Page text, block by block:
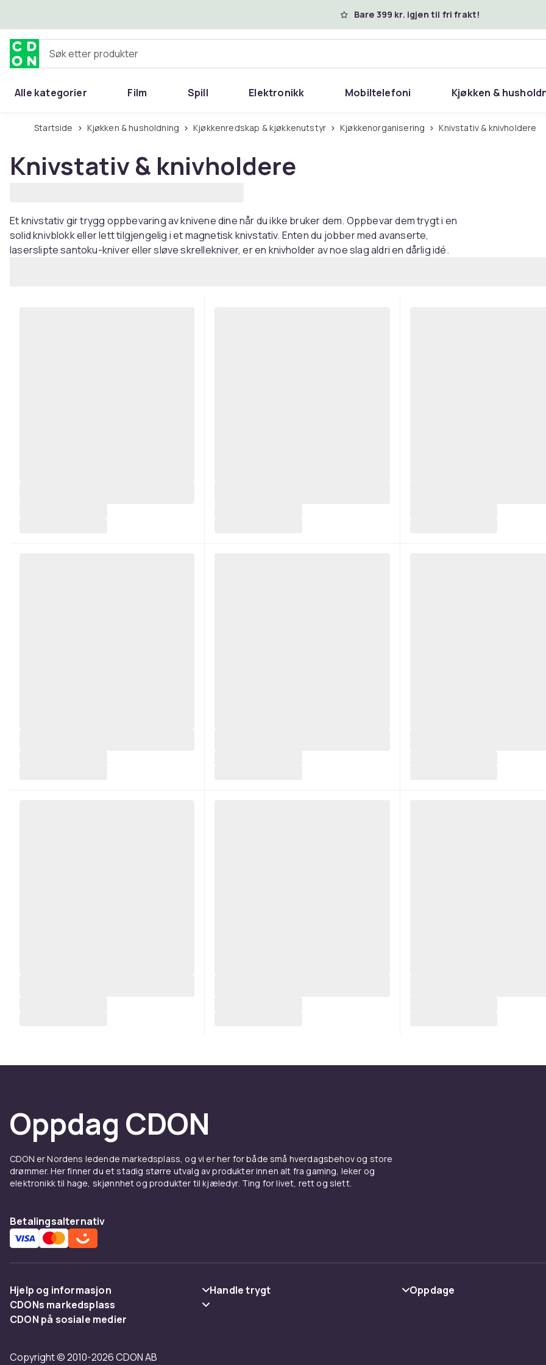
Bare 399 kr. igjen til fri frakt!
Søk etter produkter
Alle kategorier Film Spill Elektronikk Mobiltelefoni Kjøkken &
Startside Kjøkken & husholdning Kjøkkenredskap & kjøkkenutstyr Kjøkkenorganisering Knivstativ & knivholdere
Knivstativ & knivholdere
Et knivstativ gir trygg oppbevaring av knivene dine når du ikke bruker dem. Oppbevar dem trygt i en
solid knivblokk eller lett tilgjengelig i et magnetisk knivstativ. Enten du jobber med avanserte,
laserslipte santoku-kniver eller sløve skrellekniver, er en knivholder av noe slag aldri en dårlig idé.
Oppdag CDON
CDON er Nordens ledende markedsplass, og vi er her for både små hverdagsbehov og store
drømmer. Her finner du et stadig større utvalg av produkter innen alt fra gaming, leker og
elektronikk til hage, skjønnhet og produkter til kjæledyr. Ting for livet, rett og slett.
Betalingsalternativ
Hjelp og informasjon
Vanlige spørsmål
Angre & returner her
Handle trygt
Oppdage
CDONs markedsplass
Merchant Help Center
CDON på sosiale medier
Copyright © 2010-2026 CDON AB